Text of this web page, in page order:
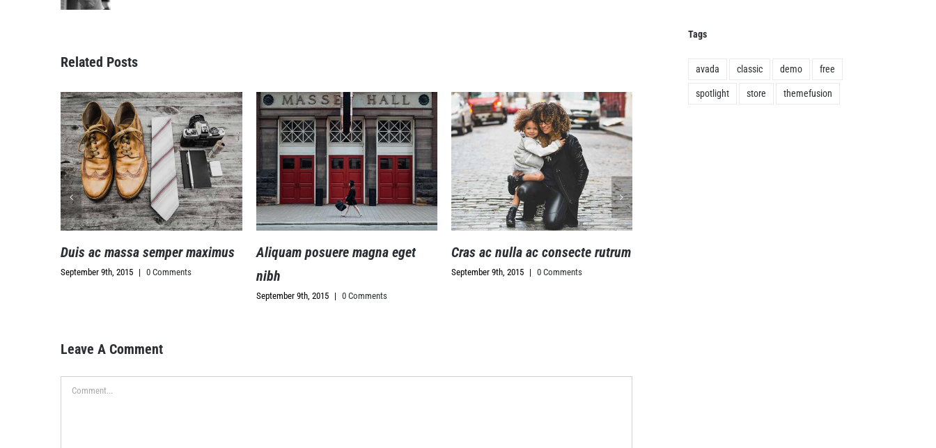
Related Posts
Duis ac massa semper maximus
September 9th, 2015 | 0 Comments
Aliquam posuere magna eget
nibh
September 9th, 2015 | 0 Comments
Cras ac nulla ac consecte rutrum
September 9th, 2015 | 0 Comments
Fusce mattis nunc ut aliquam
Leave A Comment
Comment
Tags
avada classic demo free
spotlight store themefusion